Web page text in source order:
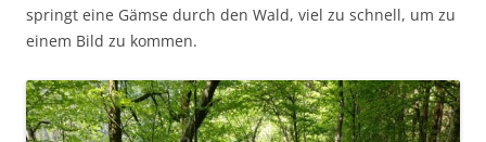
springt eine Gämse durch den Wald, viel zu schnell, um zu
einem Bild zu kommen.